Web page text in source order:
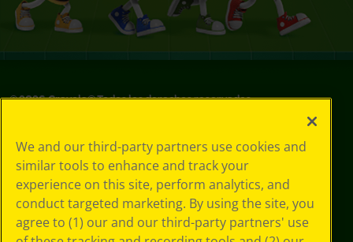
©2026Crayola® Todos los derechos reservados.
de privacidad
Política de
privacidad
Términos de SMS
GDPR
Aviso de
We and our third-party partners use cookies and
similar tools to enhance and track your
experience on this site, perform analytics, and
conduct targeted marketing. By using the site, you
agree to (1) our and our third-party partners' use